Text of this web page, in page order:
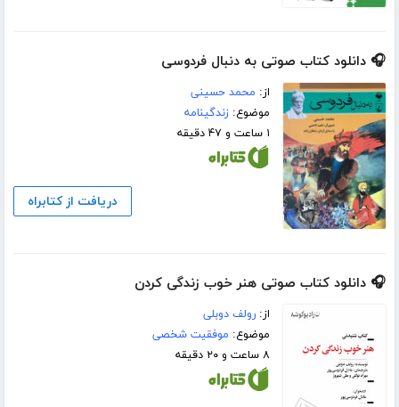
🎧 دانلود کتاب صوتی به دنبال فردوسی
از: محمد حسینی
موضوع:زندگینامه
۱ ساعت و ۴۷ دقیقه
دریافت از کتابراه
🎧 دانلود کتاب صوتی هنر خوب زندگی کردن
از:رولف دوبلی
موضوع: موفقیت شخصی
۸ ساعت و ۲۰ دقیقه